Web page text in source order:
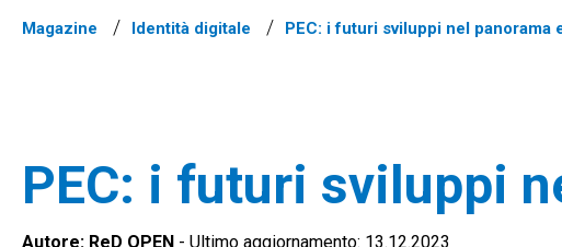
Magazine Identità digitale PEC: i futuri sviluppi nel panorama
PEC: i futuri sviluppi
Autore: ReD OPEN - Ultimo aggiornamento: 13.12.2023